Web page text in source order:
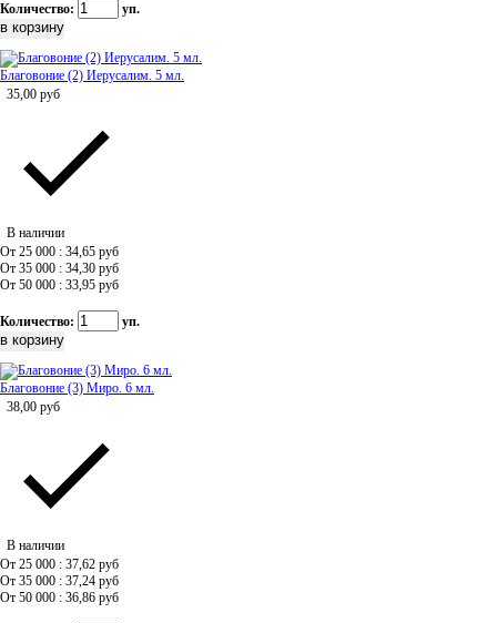
Количество: уп.
Благовоние (2) Иерусалим. 5 мл.
35,00 руб
В наличии
От 25 000 : 34,65 руб
От 35 000 : 34,30 руб
От 50 000 : 33,95 руб
Количество: уп.
Благовоние (3) Миро. 6 мл.
38,00 руб
В наличии
От 25 000 : 37,62 руб
От 35 000 : 37,24 руб
От 50 000 : 36,86 руб